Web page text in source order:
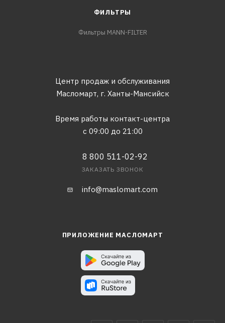
ФИЛЬТРЫ
Фильтры MANN-FILTER
Центр продаж и обслуживания
Масломарт, г. Ханты-Мансийск
Время работы контакт-центра
с 09:00 до 21:00
8 800 511-02-92
ЗАКАЗАТЬ ЗВОНОК
info@maslomart.com
ПРИЛОЖЕНИЕ МАСЛОМАРТ